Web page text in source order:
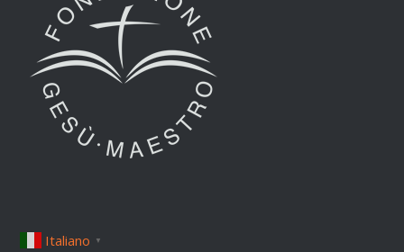
Italiano ▼